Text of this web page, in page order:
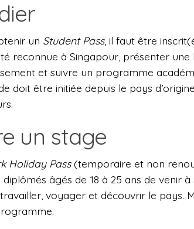
un Student Pass, il faut être
reconnue à Singapour, présenter
et suivre un programme
doit être initiée depuis le pays
un stage
Holiday Pass(temporaire et non
diplômés âgés de 18 à 25 ans de venir
voyager et découvrir le pays.